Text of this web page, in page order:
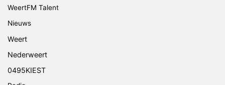
WeertFM Talent
Nieuws
Weert
Nederweert
0495KIEST